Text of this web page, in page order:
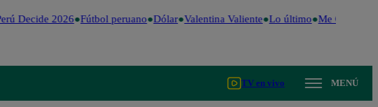
Decide 2026 Fútbol peruano Dólar Valentina Valiente Lo último Me Caigo de
TV en vivo MENÚ